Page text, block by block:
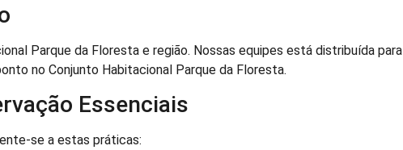
Parque da Floresta e região. Nossas equipes está distribuída para
no Conjunto Habitacional Parque da Floresta.
Essenciais
se a estas práticas: